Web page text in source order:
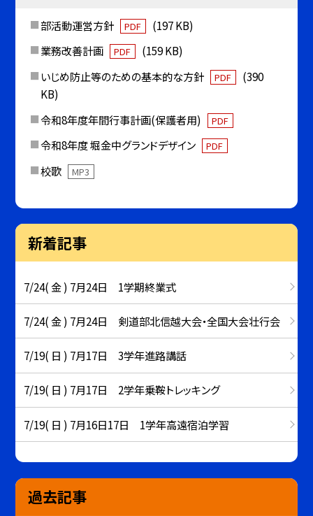
部活動運営方針 PDF
(197 KB)
業務改善計画
PDF
(159 KB)
いじめ防止等のための基本的な方針
PDF
(390
KB)
令和8年度年間行事計画(保護者用)
PDF
令和8年度 堀金中グランドデザイン PDF
校歌 MP3
新着記事
7/24( 金 ) 7月24日 1学期終業式
7/24( 金 ) 7月24日 剣道部北信越大会・全国大会壮行会
7/19( 日 ) 7月17日 3学年進路講話
7/19( 日 ) 7月17日 2学年乗鞍トレッキング
7/19( 日 ) 7月16日17日 1学年高遠宿泊学習
過去記事